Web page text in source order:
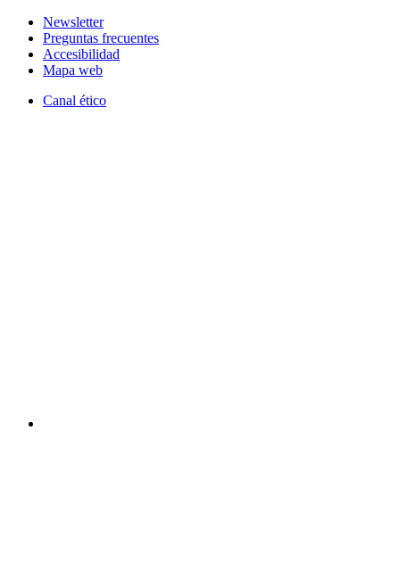
Newsletter
Preguntas frecuentes
Accesibilidad
Mapa web
Canal ético